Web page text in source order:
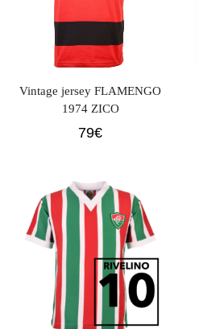
Vintage jersey FLAMENGO
1974 ZICO
79€